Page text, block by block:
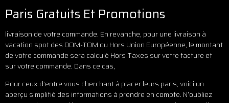
Paris Gratuits Et Promotions
livraison de votre commande. En revanche, pour une livraison à
vacation spot des DOM-TOM ou Hors Union Européenne, le montant
de votre commande sera calculé Hors Taxes sur votre facture et
sur votre commande. Dans ce cas,
Pour ceux d’entre vous cherchant à placer leurs paris, voici un
aperçu simplifié des informations à prendre en compte. N’oubliez